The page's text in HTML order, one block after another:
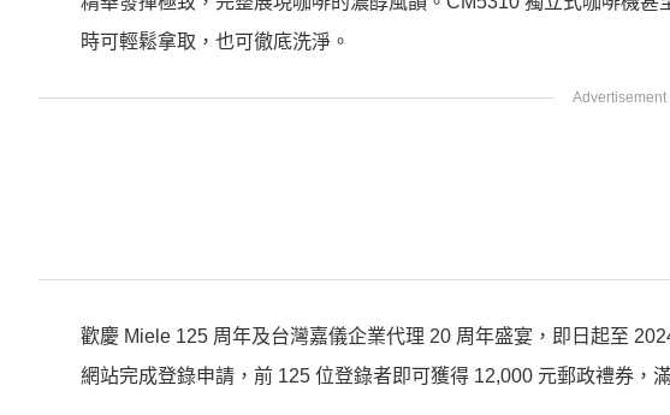
時可輕鬆拿取，也可徹底洗淨。
歡慶 Miele 125 周年及台灣嘉儀企業代理 20 周年盛宴，即日起至
網站完成登錄申請，前 125 位登錄者即可獲得 12,000 元郵政禮券，